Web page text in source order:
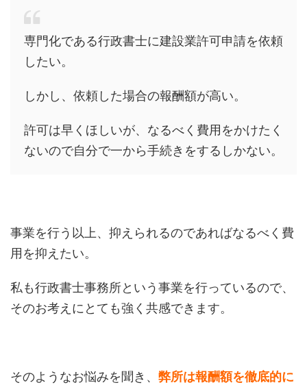
専門化である行政書士に建設業許可申請を依頼
したい。
しかし、依頼した場合の報酬額が高い。
許可は早くほしいが、なるべく費用をかけたく
ないので自分で一から手続きをするしかない。
事業を行う以上、抑えられるのであればなるべく費
用を抑えたい。
私も行政書士事務所という事業を行っているので、
そのお考えにとても強く共感できます。
そのようなお悩みを聞き、 弊所は報酬額を徹底的に